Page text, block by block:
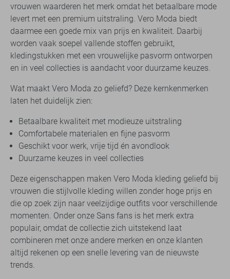
vrouwen waarderen het merk omdat het betaalbare mode
levert met een premium uitstraling. Vero Moda biedt
daarmee een goede mix van prijs en kwaliteit. Daarbij
worden vaak soepel vallende stoffen gebruikt,
kledingstukken met een vrouwelijke pasvorm ontworpen
en in veel collecties is aandacht voor duurzame keuzes.
Wat maakt Vero Moda zo geliefd? Deze kernkenmerken
laten het duidelijk zien:
Betaalbare kwaliteit met modieuze uitstraling
Comfortabele materialen en fijne pasvorm
Geschikt voor werk, vrije tijd én avondlook
Duurzame keuzes in veel collecties
Deze eigenschappen maken Vero Moda kleding geliefd bij
vrouwen die stijlvolle kleding willen zonder hoge prijs en
die op zoek zijn naar veelzijdige outfits voor verschillende
momenten. Onder onze Sans fans is het merk extra
populair, omdat de collectie zich uitstekend laat
combineren met onze andere merken en onze klanten
altijd rekenen op een snelle levering van de nieuwste
trends.